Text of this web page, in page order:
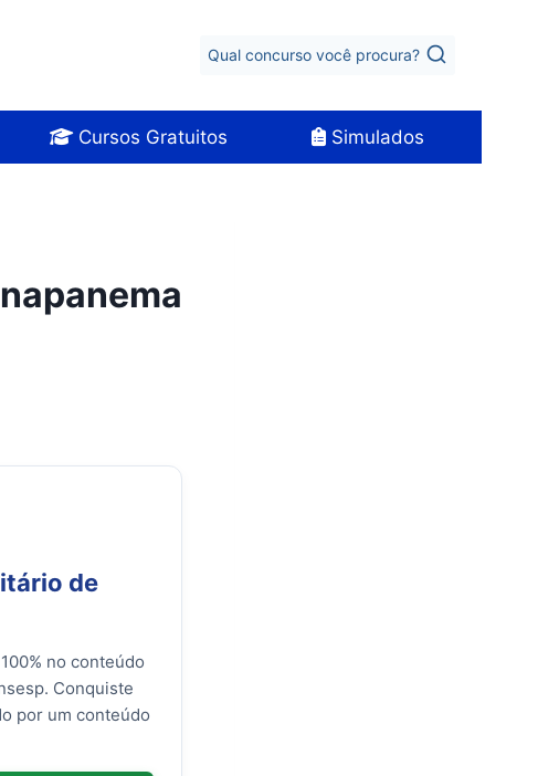
Qual concurso você procura?
Cursos Gratuitos Simulados
de
no conteúdo
Conquiste
por um conteúdo